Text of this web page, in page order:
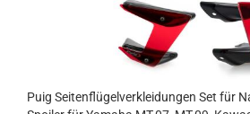
Puig Seitenflügelverkleidungen Set für